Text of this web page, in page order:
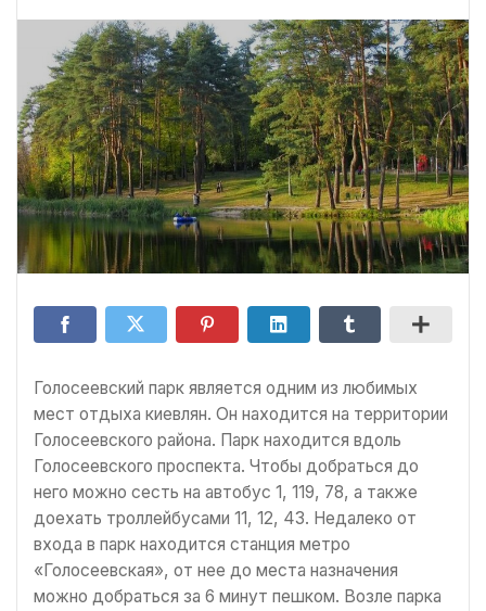
Голосеевский парк является одним из любимых
мест отдыха киевлян. Он находится на территории
Голосеевского района. Парк находится вдоль
Голосеевского проспекта. Чтобы добраться до
него можно сесть на автобус 1, 119, 78, а также
доехать троллейбусами 11, 12, 43. Недалеко от
входа в парк находится станция метро
«Голосеевская», от нее до места назначения
можно добраться за 6 минут пешком. Возле парка